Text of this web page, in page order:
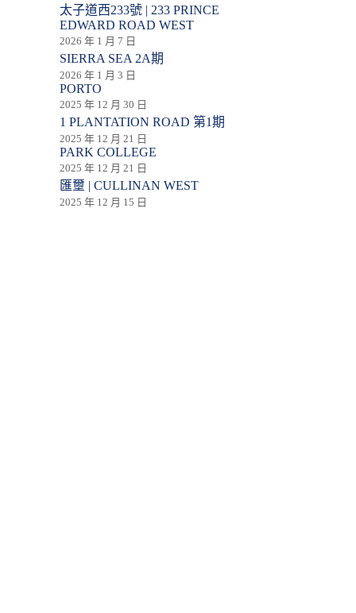
太子道西233號 | 233 PRINCE
EDWARD ROAD WEST
2026 年 1 月 7 日
SIERRA SEA 2A期
2026 年 1 月 3 日
PORTO
2025 年 12 月 30 日
1 PLANTATION ROAD 第1期
2025 年 12 月 21 日
PARK COLLEGE
2025 年 12 月 21 日
匯壐 | CULLINAN WEST
2025 年 12 月 15 日